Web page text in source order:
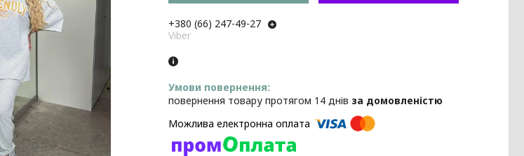
+380 (66) 247-49-27
Viber
повернення товару протягом 14 днів за домовленістю